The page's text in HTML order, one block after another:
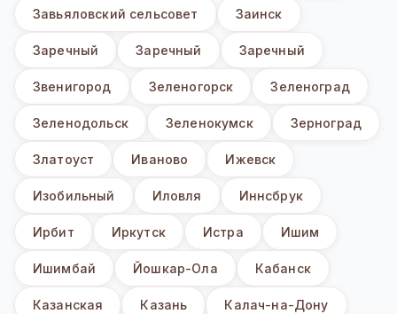
Завьяловский сельсовет Заинск
Заречный Заречный Заречный
Звенигород Зеленогорск Зеленоград
Зеленодольск Зеленокумск Зерноград
Златоуст Иваново Ижевск
Изобильный Иловля Иннсбрук
Ирбит Иркутск Истра Ишим
Ишимбай Йошкар-Ола Кабанск
Казанская Казань Калач-на-Дону